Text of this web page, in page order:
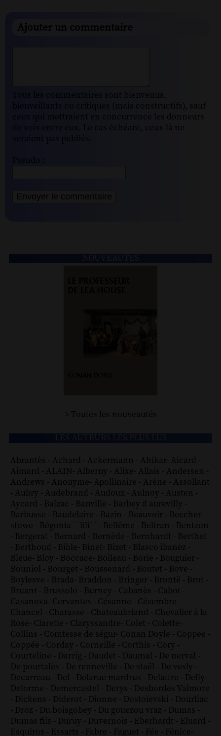
Ajouter un commentaire
Tous les commentaires sont bienvenus,
bienveillants ou critiques (mais constructifs), sauf
ceux qui mettraient en concurrence les donneurs
de voix entre eux. Le cas échéant, ceux-là ne
seraient pas publiés.
Pseudo :
> Toutes les nouveautés
Abrantès - Achard - Ackermann - Ahikar- Aicard -
Aimard - ALAIN- Alberny - Alixe- Allais - Andersen -
Andrews - Anonyme- Apollinaire - Arène - Assollant
- Aubry - Audebrand - Audoux - Aulnoy - Austen -
Aycard - Balzac - Banville - Barbey d aurevilly -
Barbusse - Baudelaire - Bazin - Beauvoir - Beecher
stowe - Bégonia ´´lili´´ - Bellême - Beltran - Bentzon
- Bergerat - Bernard - Bernède - Bernhardt - Berthet
- Berthoud - Bible- Binet- Bizet - Blasco ibanez -
Bleue- Bloy - Boccace- Boileau - Borie - Bouguier -
Bouniol - Bourget - Boussenard - Boutet - Bove -
Boylesve - Brada- Braddon - Bringer - Brontë - Brot -
Bruant - Brussolo - Burney - Cabanès - Cabot -
Casanova- Cervantes - Césanne - Cézembre -
Chancel - Charasse - Chateaubriand - Chevalier à la
Rose- Claretie - Claryssandre- Colet - Colette-
Collins - Comtesse de ségur- Conan Doyle - Coppee -
Coppée - Corday - Corneille - Corthis - Cory -
Courteline - Darrig - Daudet - Daumal - De nerval -
De pourtalès - De renneville - De staël - De vesly -
Decarreau - Del - Delarue mardrus - Delattre - Delly-
Delorme - Demercastel - Derys - Desbordes Valmore
- Dickens - Diderot - Dionne - Dostoïevski - Dourliac
- Droz - Du boisgobey - Du gouezou vraz - Dumas -
Dumas fils - Duruy - Duvernois - Eberhardt - Eluard -
Esquiros - Essarts - Fabre - Faguet - Fée - Fénice-